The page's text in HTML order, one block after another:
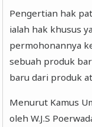
Pengertian hak
ialah hak khusus
permohonannya
sebuah produk
baru dari produk
Menurut Kamus
oleh W.J.S